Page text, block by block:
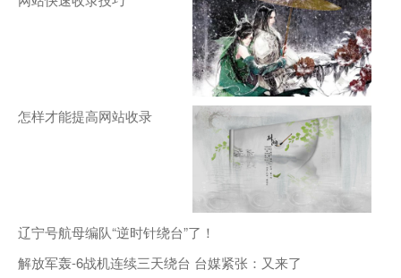
怎样才能提高网站收录
辽宁号航母编队“逆时针绕台”了！
解放军轰-6战机连续三天绕台 台媒紧张：又来了